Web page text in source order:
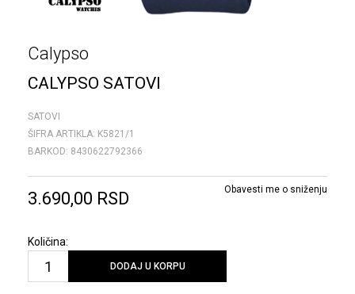
Calypso
CALYPSO SATOVI
SATOVI
ŠIFRA ARTIKLA: K5821/1
BARKOD: 8430622792366
3.690,00 RSD Obavesti me o sniženju
Količina:
DODAJ U KORPU